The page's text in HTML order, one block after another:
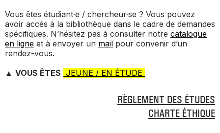
Vous êtes étudiant·e / chercheur·se ? Vous pouvez
avoir accès à la bibliothèque dans le cadre de demandes
spécifiques. N’hésitez pas à consulter notre catalogue
en ligne et à envoyer un mail pour convenir d’un
rendez-vous.
▲ VOUS ÊTES JEUNE / EN ÉTUDE
RÈGLEMENT DES ÉTUDES
CHARTE ÉTHIQUE